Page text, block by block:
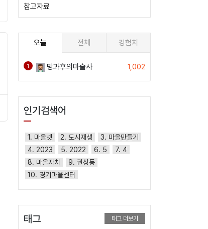
참고자료
오늘 전체 경험치
1 방과후의마술사 1,002
인기검색어
1. 마을넷 2. 도시재생
3. 마을만들기
4. 2023
5. 2022 6. 5
7. 4
8. 마을자치
9. 권상동
10. 경기마을센터
태그 태그 더보기